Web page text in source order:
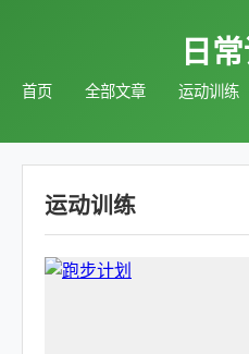
日
首页 全部文章 运动训练
运动训练